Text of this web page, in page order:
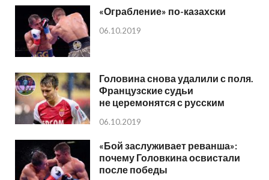
«Ограбление» по-казахски
06.10.2019
Головина снова удалили с поля.
Французские судьи
не церемонятся с русским
06.10.2019
«Бой заслуживает реванша»:
почему Головкина освистали
после победы